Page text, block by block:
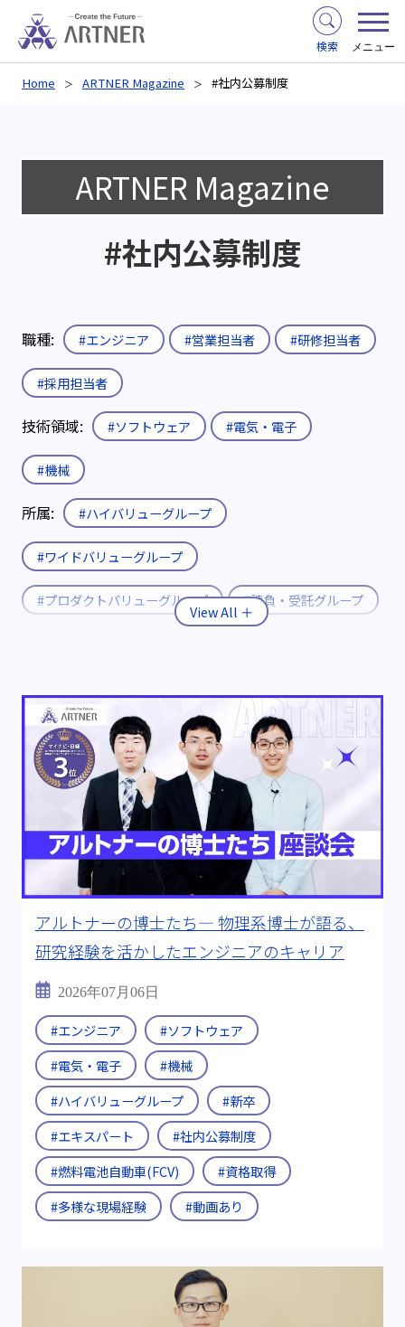
検索 メニュー
Home ARTNER Magazine #社内公募制度
ARTNER Magazine
#社内公募制度
職種: #エンジニア #営業担当者 #研修担当者
#採用担当者
技術領域: #ソフトウェア #電気・電子
#機械
所属: #ハイバリューグループ
#ワイドバリューグループ
#プロダクトバリューグループ #請負・受託グループ
役職: #エキスパート #エキスパート補佐
制度: #エリア限定制度 #社内公募制度 #育休
#転職支援制度 #継続雇用制度
キーワード: #電気自動車(EV) #燃料電池
#全固体電池 #燃料電池自動車(FCV)
#半導体製造装置 #CASE #医療機器
#ビッグデータ #海外出張
#メーカーから転職 #チームワーク
＃ITエンジニア #資格取得
#D＆I #その後を追う #ワークライフバランス
動画: #動画あり
ブログ年度: #2019年 #2024年
#工学部 工業化学科 #航空宇宙学科
アルトナーの博士たち― 物理系博士が語る、
研究経験を活かしたエンジニアのキャリア
2026年07月06日
#エンジニア
#ソフトウェア
#電気・電子
#機械
#ハイバリューグループ
#新卒
#エキスパート
#社内公募制度
#燃料電池自動車(FCV)
#資格取得
#多様な現場経験
#動画あり